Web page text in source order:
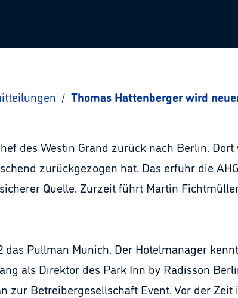
/ Thomas Hattenberger wird
des Westin Grand zurück nach Berlin.
zurückgezogen hat. Das erfuhr die
Quelle. Zurzeit führt Martin
das Pullman Munich. Der Hotelmanager
als Direktor des Park Inn by Radisson
zur Betreibergesellschaft Event. Vor der